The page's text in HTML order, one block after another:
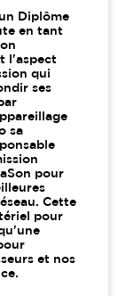
Diplôme
en tant
l'aspect
qui
ses
sa
pour
Cette
pour
et nos